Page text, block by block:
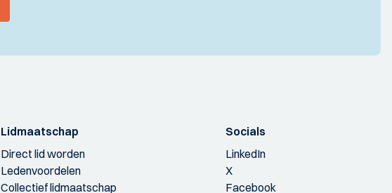
Lidmaatschap
Direct lid worden
Ledenvoordelen
Collectief lidmaatschap
Socials
LinkedIn
X
Facebook